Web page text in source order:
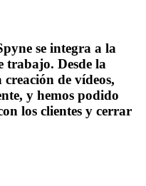
se integra a la
trabajo. Desde la
de vídeos,
y hemos podido
los clientes y cerrar